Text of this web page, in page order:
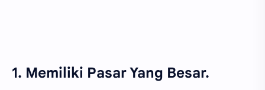
1. Memiliki Pasar Yang Besar.